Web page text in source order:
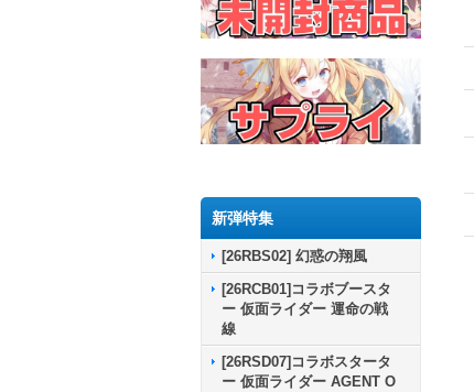
新弾特集
[26RBS02] 幻惑の翔風
[26RCB01]コラボブースタ
ー 仮面ライダー 運命の戦
線
[26RSD07]コラボスタータ
ー 仮面ライダー AGENT O